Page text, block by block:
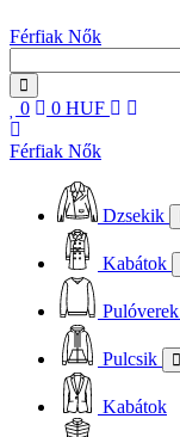
Férfiak Nők
0 0 HUF
Férfiak Nők
Dzsekik
Kabátok
Pulóverek
Pulcsik
Kabátok